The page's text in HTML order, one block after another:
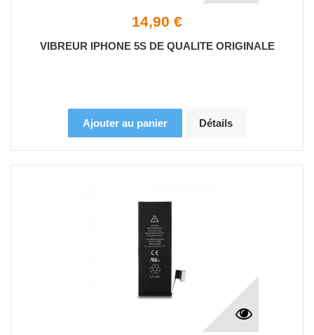
14,90 €
VIBREUR IPHONE 5S DE QUALITE ORIGINALE
Ajouter au panier Détails